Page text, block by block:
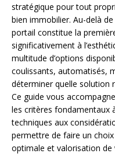
stratégique pour tout
bien immobilier. Au-delà
portail constitue la
significativement à
multitude d’options
coulissants, automatisés,
déterminer quelle solution
Ce guide vous
les critères fondamentaux
techniques aux
permettre de faire un
optimale et valorisation de